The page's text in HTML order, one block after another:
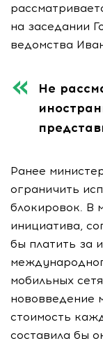
на заседании
ведомства
Не
Ранее
ограничить
блокировок. В
инициатива,
бы платить за
мобильных
нововведение
стоимость
составила бы